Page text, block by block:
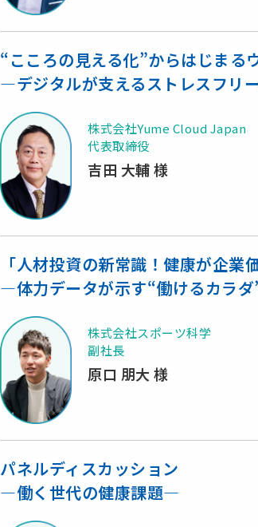
“こころの見える化”からはじまる
―デジタルが支えるストレスフリ
株式会社Yume Cloud Japan
代表取締役
吉田 大輔 様
「人材投資の新常識！健康が企業
―体力データが示す“働けるカラ
株式会社スポーツ科学
副社長
原口 朋大 様
パネルディスカッション
―働く世代の健康課題―